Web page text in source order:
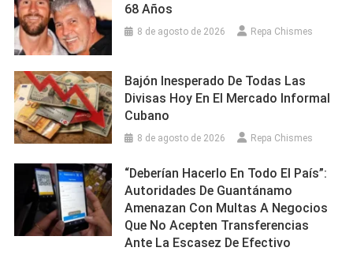
68 Años
8 de agosto de 2026 Repa Chismes
Bajón Inesperado De Todas Las
Divisas Hoy En El Mercado Informal
Cubano
8 de agosto de 2026 Repa Chismes
“Deberían Hacerlo En Todo El País”:
Autoridades De Guantánamo
Amenazan Con Multas A Negocios
Que No Acepten Transferencias
Ante La Escasez De Efectivo